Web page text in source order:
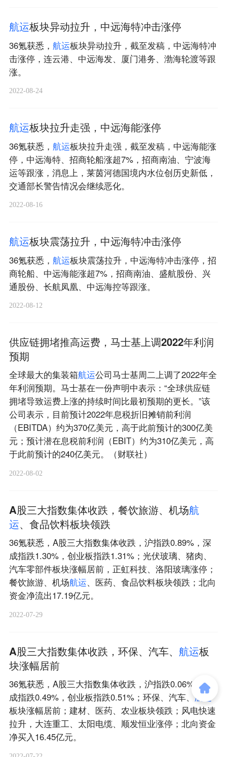
航运板块异动拉升，中远海特冲击涨停
36氪获悉， 航运板块异动拉升，截至发稿，中远海特冲
击涨停，连云港、中远海发、厦门港务、渤海轮渡等跟
涨。
2022-08-24
航运板块拉升走强，中远海能涨停
36氪获悉， 航运板块拉升走强，截至发稿，中远海能涨
停，中远海特、招商轮船涨超7%，招商南油、宁波海
运等跟涨，消息上，莱茵河德国境内水位创历史新低，
交通部长警告情况会继续恶化。
2022-08-16
航运板块震荡拉升，中远海特冲击涨停
36氪获悉， 航运板块震荡拉升，中远海特冲击涨停，招
商轮船、中远海能涨超7%，招商南油、盛航股份、兴
通股份、长航凤凰、中远海控等跟涨。
2022-08-12
供应链拥堵推高运费，马士基上调2022年利润
预期
全球最大的集装箱航运公司马士基周二上调了2022年全
年利润预期。马士基在一份声明中表示：“全球供应链
拥堵导致运费上涨的持续时间比最初预期的更长。”该
公司表示，目前预计2022年息税折旧摊销前利润
（EBITDA）约为370亿美元，高于此前预计的300亿美
元；预计潜在息税前利润（EBIT）约为310亿美元，高
于此前预计的240亿美元。（财联社）
2022-08-02
A股三大指数集体收跌，餐饮旅游、机场航
运、食品饮料板块领跌
36氪获悉，A股三大指数集体收跌，沪指跌0.89%，深
成指跌1.30%，创业板指跌1.31%；光伏玻璃、猪肉、
汽车零部件板块涨幅居前，正虹科技、洛阳玻璃涨停；
餐饮旅游、机场航运、医药、食品饮料板块领跌；北向
资金净流出17.19亿元。
2022-07-29
A股三大指数集体收跌，环保、汽车、 航运板
块涨幅居前
36氪获悉，A股三大指数集体收跌，沪指跌0.06%，深
成指跌0.49%，创业板指跌0.51%；环保、汽车、 航运
板块涨幅居前；建材、医药、农业板块领跌；风电快速
拉升，大连重工、太阳电缆、顺发恒业涨停；北向资金
净买入16.45亿元。